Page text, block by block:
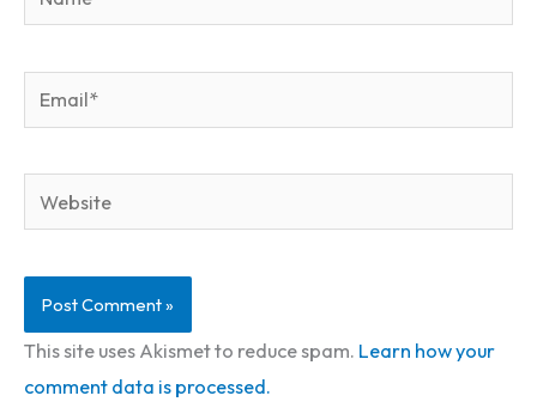
Email*
Website
This site uses Akismet to reduce spam. Learn how your
comment data is processed.